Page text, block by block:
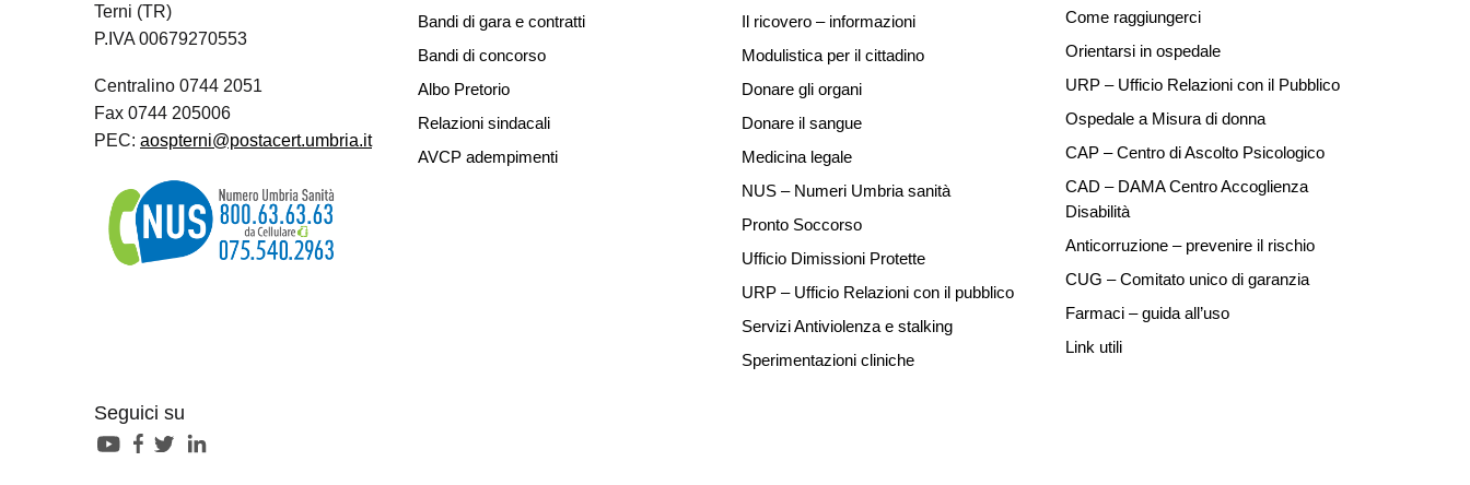
Terni (TR)
P.IVA 00679270553
Centralino 0744 2051
Fax 0744 205006
PEC: aospterni@postacert.umbria.it
Seguici su
Bandi di gara e contratti
Bandi di concorso
Albo Pretorio
Relazioni sindacali
AVCP adempimenti
Il ricovero – informazioni
Modulistica per il cittadino
Donare gli organi
Donare il sangue
Medicina legale
NUS – Numeri Umbria sanità
Pronto Soccorso
Ufficio Dimissioni Protette
URP – Ufficio Relazioni con il pubblico
Servizi Antiviolenza e stalking
Sperimentazioni cliniche
Come raggiungerci
Orientarsi in ospedale
URP – Ufficio Relazioni con il Pubblico
Ospedale a Misura di donna
CAP – Centro di Ascolto Psicologico
CAD – DAMA Centro Accoglienza
Disabilità
Anticorruzione – prevenire il rischio
CUG – Comitato unico di garanzia
Farmaci – guida all’uso
Link utili